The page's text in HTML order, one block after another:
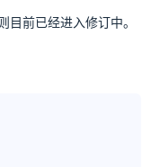
目前已经进入修订中。